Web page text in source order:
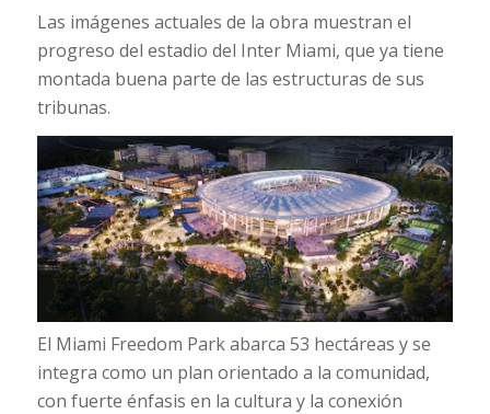
Las imágenes actuales de la obra muestran el
progreso del estadio del Inter Miami, que ya tiene
montada buena parte de las estructuras de sus
tribunas.
El Miami Freedom Park abarca 53 hectáreas y se
integra como un plan orientado a la comunidad,
con fuerte énfasis en la cultura y la conexión